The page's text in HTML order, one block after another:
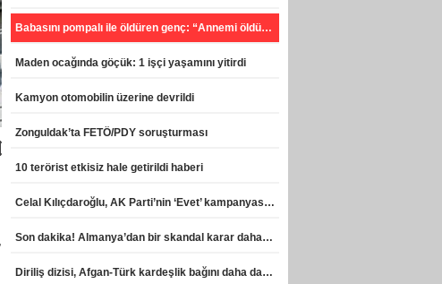
Babasını pompalı ile öldüren genç: “Annemi öldürecekti, can havliyle hareket ettim”
Maden ocağında göçük: 1 işçi yaşamını yitirdi
Kamyon otomobilin üzerine devrildi
Zonguldak’ta FETÖ/PDY soruşturması
10 terörist etkisiz hale getirildi haberi
Celal Kılıçdaroğlu, AK Parti’nin ‘Evet’ kampanyasına destek verdi haberi
Son dakika! Almanya’dan bir skandal karar daha! haberi
Diriliş dizisi, Afgan-Türk kardeşlik bağını daha da pekiştirdi haberi